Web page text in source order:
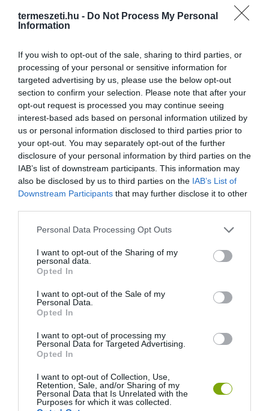
termeszeti.hu - Do Not Process My Personal
Information
If you wish to opt-out of the sale, sharing to third parties, or
processing of your personal or sensitive information for
targeted advertising by us, please use the below opt-out
section to confirm your selection. Please note that after your
opt-out request is processed you may continue seeing
interest-based ads based on personal information utilized by
us or personal information disclosed to third parties prior to
your opt-out. You may separately opt-out of the further
disclosure of your personal information by third parties on the
IAB’s list of downstream participants. This information may
also be disclosed by us to third parties on the IAB’s List of
Downstream Participants that may further disclose it to other
Please note that this website/app uses one or more Google
not limited to your visit or usage behaviour. You may click to
grant or deny consent to Google and its third-party tags to
use your data for below specified purposes in below Google
consent section.
Personal Data Processing Opt Outs
I want to opt-out of the Sharing of my
personal data.
Opted In
I want to opt-out of the Sale of my
Personal Data.
Opted In
I want to opt-out of processing my
Personal Data for Targeted Advertising.
Opted In
I want to opt-out of Collection, Use,
Retention, Sale, and/or Sharing of my
Personal Data that Is Unrelated with the
Purposes for which it was collected.
KÖVETKEZŐ CIKK
HASONLÓ ÉRDEKESSÉGEK
KÖRNYÉKÉN: TERMÉSZET,
SZŐLŐ ÉS KOMLÓ
2026-08-04
FELETT: MI EZ A LÁTHATATLAN
2026-08-03